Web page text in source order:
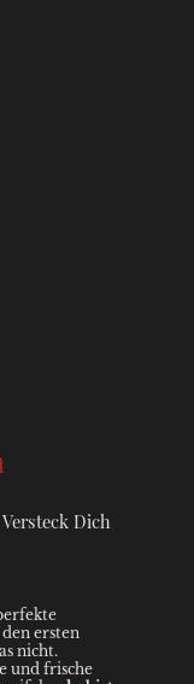
Dich
ersten
nicht.
und frische